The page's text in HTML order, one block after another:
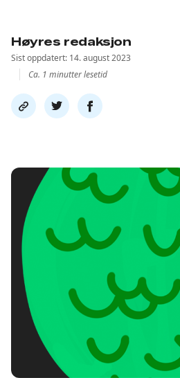
Høyres redaksjon
Sist oppdatert: 14. august 2023
Ca. 1 minutter lesetid
Del
link
Del
på
Del
på